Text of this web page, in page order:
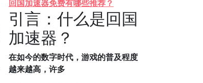
回国加速器免费有哪些推荐？
引言：什么是回国
加速器？
在如今的数字时代，游戏的普及程度
越来越高，许多